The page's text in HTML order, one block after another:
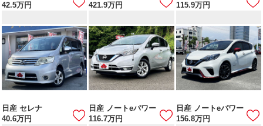
42.5万円
421.9万円
115.9万円
日産 セレナ
40.6万円
日産 ノートeパワー
116.7万円
日産 ノートeパワー
156.8万円